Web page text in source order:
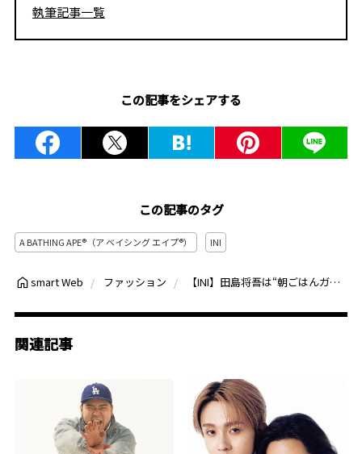
執筆記事一覧
この記事をシェアする
この記事のタグ
A BATHING APE®（ア ベイシング エイプ®︎） INI
smart Web ファッション 【INI】田島将吾は“朝ごはんガチ派”、池﨑理人は冷水シャワー派！ 二人のリアルがわかるQ＆A
関連記事